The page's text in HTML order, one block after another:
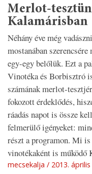
Merlot-
Kalamárisban
Néhány éve még
mostanában
egy-egy belőlük. Ezt a
Vinotéka és Borbisztró
számának merlot-
fokozott érdeklődés,
ráadás napot is össze
felmerülő igényeket:
részt a programon. Mi
vinotékaként is működő
mecsekalja 2013.